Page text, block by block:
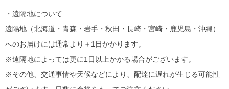
・遠隔地について
遠隔地（北海道・青森・岩手・秋田・長崎・宮崎・鹿児島・沖縄）
へのお届けには通常より＋1日かかります。
※遠隔地によっては更に1日以上かかる場合がございます。
※その他、交通事情や天候などにより、配達に遅れが生じる可能性